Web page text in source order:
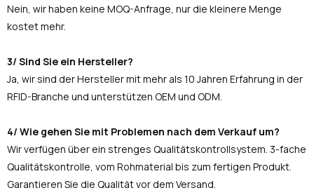
Nein, wir haben keine MOQ-Anfrage, nur die kleinere Menge
kostet mehr.
3/ Sind Sie ein Hersteller?
Ja, wir sind der Hersteller mit mehr als 10 Jahren Erfahrung in der
RFID-Branche und unterstützen OEM und ODM.
4/ Wie gehen Sie mit Problemen nach dem Verkauf um?
Wir verfügen über ein strenges Qualitätskontrollsystem. 3-fache
Qualitätskontrolle, vom Rohmaterial bis zum fertigen Produkt.
Garantieren Sie die Qualität vor dem Versand.